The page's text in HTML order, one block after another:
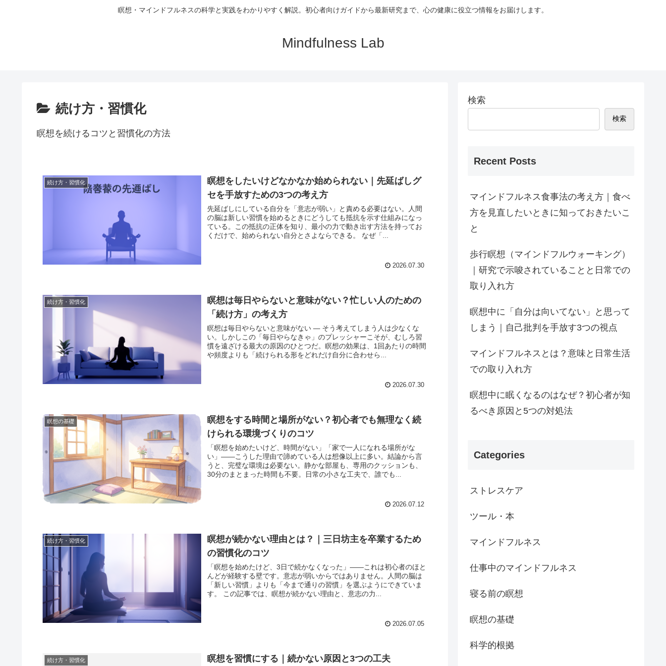
瞑想・マインドフルネスの科学と実践をわかりやすく解説。初心者向けガイドから最新研究まで、心の健康に役立つ情報をお届けします。
Mindfulness Lab
続け方・習慣化
瞑想を続けるコツと習慣化の方法
続け方・習慣化
瞑想をしたいけどなかなか始められない｜先延ばしグ
セを手放すための3つの考え方
先延ばしにしている自分を「意志が弱い」と責める必要はない。人間
の脳は新しい習慣を始めるときにどうしても抵抗を示す仕組みになっ
ている。この抵抗の正体を知り、最小の力で動き出す方法を持ってお
くだけで、始められない自分とさよならできる。 なぜ「...
2026.07.30
続け方・習慣化
瞑想は毎日やらないと意味がない？忙しい人のための
「続け方」の考え方
瞑想は毎日やらないと意味がない — そう考えてしまう人は少なくな
い。しかしこの「毎日やらなきゃ」のプレッシャーこそが、むしろ習
慣を遠ざける最大の原因のひとつだ。瞑想の効果は、1回あたりの時間
や頻度よりも「続けられる形をどれだけ自分に合わせら...
2026.07.30
瞑想の基礎
瞑想をする時間と場所がない？初心者でも無理なく続
けられる環境づくりのコツ
「瞑想を始めたいけど、時間がない」「家で一人になれる場所がな
い」——こうした理由で諦めている人は想像以上に多い。結論から言
うと、完璧な環境は必要ない。静かな部屋も、専用のクッションも、
30分のまとまった時間も不要。日常の小さな工夫で、誰でも...
2026.07.12
続け方・習慣化
瞑想が続かない理由とは？｜三日坊主を卒業するため
の習慣化のコツ
「瞑想を始めたけど、3日で続かなくなった」——これは初心者のほと
んどが経験する壁です。意志が弱いからではありません。人間の脳は
「新しい習慣」よりも「今まで通りの習慣」を選ぶようにできていま
す。 この記事では、瞑想が続かない理由と、意志の力...
2026.07.05
続け方・習慣化 瞑想を習慣にする｜続かない原因と3つの工夫
検索
検索
Recent Posts
マインドフルネス食事法の考え方｜食べ
方を見直したいときに知っておきたいこ
と
歩行瞑想（マインドフルウォーキング）
｜研究で示唆されていることと日常での
取り入れ方
瞑想中に「自分は向いてない」と思って
しまう｜自己批判を手放す3つの視点
マインドフルネスとは？意味と日常生活
での取り入れ方
瞑想中に眠くなるのはなぜ？初心者が知
るべき原因と5つの対処法
Categories
ストレスケア
ツール・本
マインドフルネス
仕事中のマインドフルネス
寝る前の瞑想
瞑想の基礎
科学的根拠